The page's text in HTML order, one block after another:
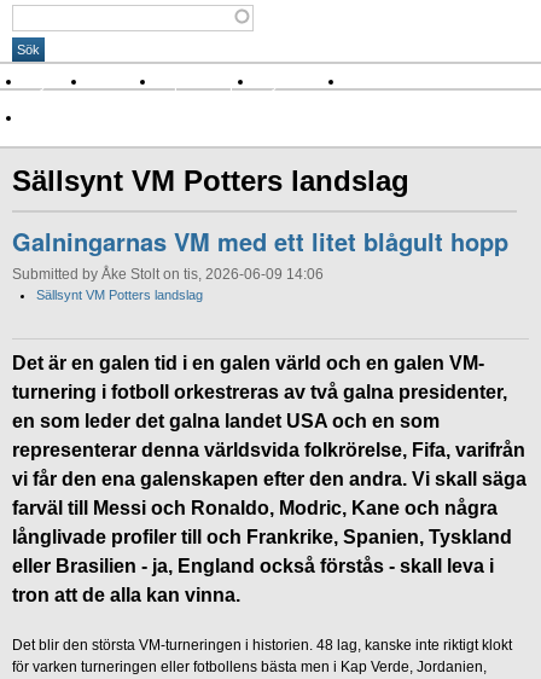
Nyheter Krönikor Sport & spel Nyhetsbrev
Sällsynt VM Potters landslag
Galningarnas VM med ett litet blågult hopp
Submitted by Åke Stolt on tis, 2026-06-09 14:06
Sällsynt VM Potters landslag
Det är en galen tid i en galen värld och en galen VM-
turnering i fotboll orkestreras av två galna presidenter,
en som leder det galna landet USA och en som
representerar denna världsvida folkrörelse, Fifa, varifrån
vi får den ena galenskapen efter den andra. Vi skall säga
farväl till Messi och Ronaldo, Modric, Kane och några
långlivade profiler till och Frankrike, Spanien, Tyskland
eller Brasilien - ja, England också förstås - skall leva i
tron att de alla kan vinna.
Det blir den största VM-turneringen i historien. 48 lag, kanske inte riktigt klokt
för varken turneringen eller fotbollens bästa men i Kap Verde, Jordanien,